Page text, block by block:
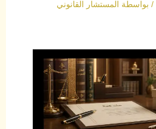
/ بواسطة المستشار القانوني